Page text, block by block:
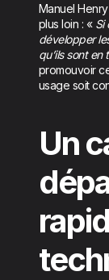
Manuel
plus loin : « Si
développer
qu’ils sont en
promouvoir
usage soit
Un